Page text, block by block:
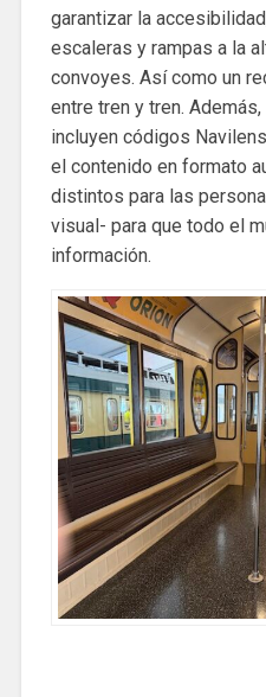
garantizar la
escaleras y rampas a la
convoyes. Así como un
entre tren y tren.
incluyen códigos
el contenido en formato
distintos para las
visual- para que todo el
información.